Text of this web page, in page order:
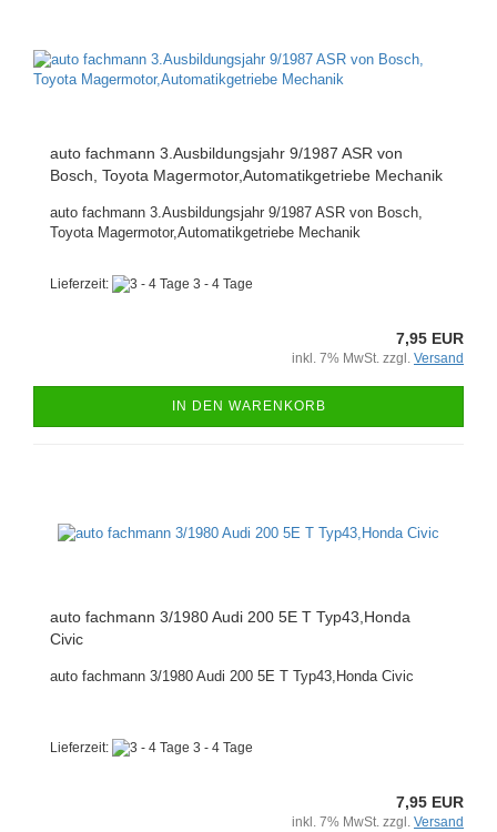
auto fachmann 3.Ausbildungsjahr 9/1987 ASR von
Bosch, Toyota Magermotor,Automatikgetriebe Mechanik
auto fachmann 3.Ausbildungsjahr 9/1987 ASR von Bosch,
Toyota Magermotor,Automatikgetriebe Mechanik
Lieferzeit: 3 - 4 Tage
7,95 EUR
inkl. 7% MwSt. zzgl. Versand
IN DEN WARENKORB
auto fachmann 3/1980 Audi 200 5E T Typ43,Honda
Civic
auto fachmann 3/1980 Audi 200 5E T Typ43,Honda Civic
Lieferzeit: 3 - 4 Tage
7,95 EUR
inkl. 7% MwSt. zzgl. Versand